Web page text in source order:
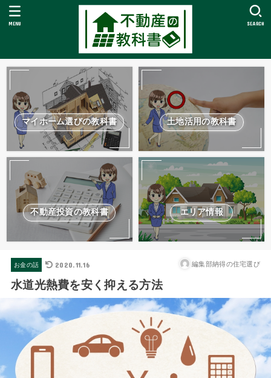
SEARCH
MENU
マイホーム選びの教科書 土地活用の教科書
不動産投資の教科書 エリア情報
お金の話 2020.11.16 編集部納得の住宅選び
水道光熱費を安く抑える方法